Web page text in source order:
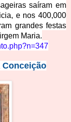
saíram em
e nos 400,000
grandes festas
m Maria.
.php?n=347
Conceição